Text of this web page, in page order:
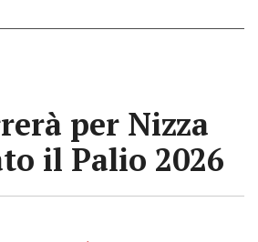
per Nizza
il Palio 2026